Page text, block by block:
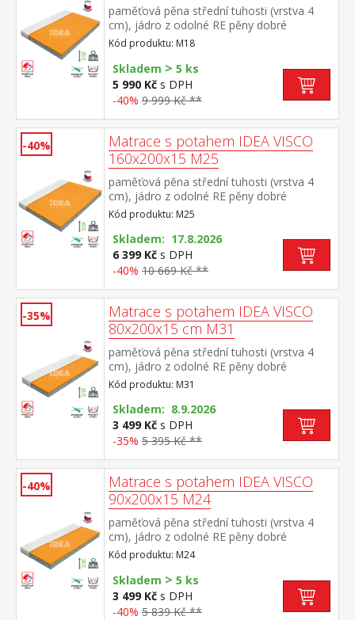
paměťová pěna střední tuhosti (vrstva 4
cm), jádro z odolné RE pěny dobré
ortopedické vlastností a dlouhá životnost
matrace vhodná pro všechny typy roštů
potah prodyšný, vyrobený ze dvou částí,
snímatelný a pratelný do 60 °C doporučená
nosnost do 130 kg
Kód produktu: M18
Skladem > 5 ks
5 990 Kč s DPH
-40% 9 999 Kč **
-40%
Matrace s potahem IDEA VISCO
160x200x15 M25
paměťová pěna střední tuhosti (vrstva 4
cm), jádro z odolné RE pěny dobré
ortopedické vlastností a dlouhá životnost
matrace vhodná pro všechny typy roštů
potah prodyšný, vyrobený ze dvou částí,
snímatelný a pratelný do 60 °C doporučená
nosnost do 130 kg
Kód produktu: M25
Skladem: 17.8.2026
6 399 Kč s DPH
-40% 10 669 Kč **
-35%
Matrace s potahem IDEA VISCO
80x200x15 cm M31
paměťová pěna střední tuhosti (vrstva 4
cm), jádro z odolné RE pěny dobré
ortopedické vlastností a dlouhá životnost
matrace vhodná pro všechny typy roštů
potah prodyšný, vyrobený ze dvou částí,
snímatelný a pratelný do 60 °C doporučená
nosnost do 130 kg
Kód produktu: M31
Skladem: 8.9.2026
3 499 Kč s DPH
-35% 5 395 Kč **
-40%
Matrace s potahem IDEA VISCO
90x200x15 M24
paměťová pěna střední tuhosti (vrstva 4
cm), jádro z odolné RE pěny dobré
ortopedické vlastností a dlouhá životnost
matrace vhodná pro všechny typy roštů
potah prodyšný, vyrobený ze dvou částí,
snímatelný a pratelný do 60 °C doporučená
nosnost do 130 kg
Kód produktu: M24
Skladem > 5 ks
3 499 Kč s DPH
-40% 5 839 Kč **